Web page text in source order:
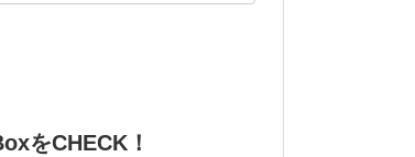
をCHECK！